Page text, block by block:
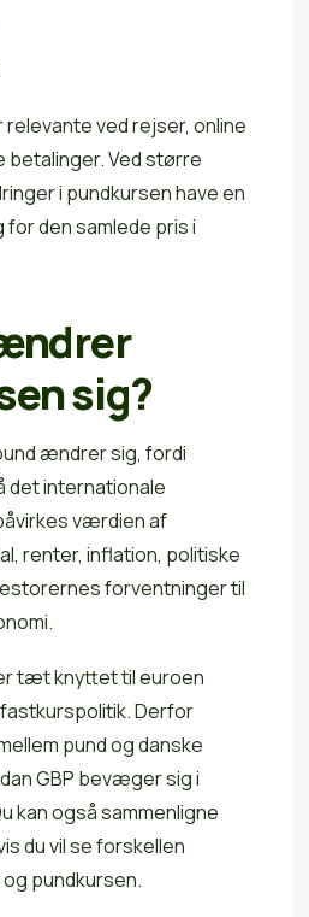
ved rejser, online
betalinger. Ved større
i pundkursen have en
den samlede pris i
sig?
ændrer sig, fordi
det internationale
værdien af
renter, inflation, politiske
forventninger til
tæt knyttet til euroen
Derfor
pund og danske
GBP bevæger sig i
kan også sammenligne
du vil se forskellen
pundkursen.